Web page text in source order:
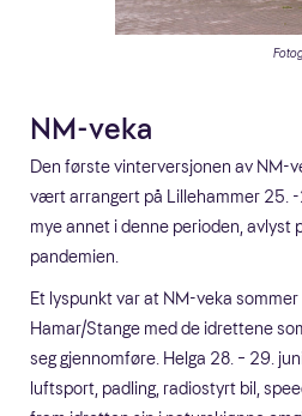
NM-veka
Den første vinterversjonen av NM-
vært arrangert på Lillehammer 25. -
mye annet i denne perioden, avlyst
pandemien.
Et lyspunkt var at NM-veka
Hamar/Stange med de idrettene
seg gjennomføre. Helga 28. – 29.
luftsport, padling, radiostyrt bil,